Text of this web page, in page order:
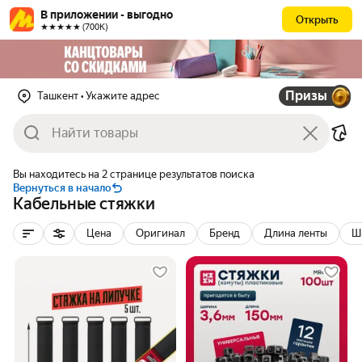
В приложении - выгодно
★★★★★ (700К)
Открыть
Ташкент • Укажите адрес Призы
Вы находитесь на 2 странице результатов поиска
Вернуться в начало
Кабельные стяжки
Цена Оригинал Бренд Длина ленты